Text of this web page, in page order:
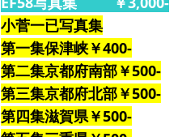
小菅一已写真集
第一集保津峡￥400-
第二集京都府南部￥500-
第三集京都府北部￥500-
第四集滋賀県￥500-